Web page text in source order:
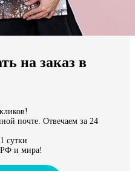
на заказ в
почте. Отвечаем за 24
сутки
и мира!